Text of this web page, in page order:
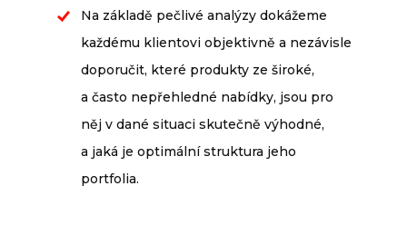
Na základě pečlivé analýzy dokážeme
každému klientovi objektivně a nezávisle
doporučit, které produkty ze široké,
a často nepřehledné nabídky, jsou pro
něj v dané situaci skutečně výhodné,
a jaká je optimální struktura jeho
portfolia.